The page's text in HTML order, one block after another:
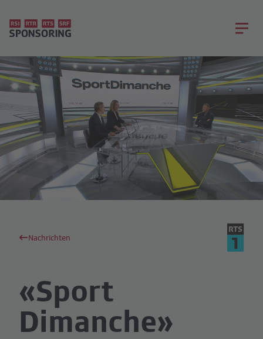
Nachrichten
«Sport
Dimanche»